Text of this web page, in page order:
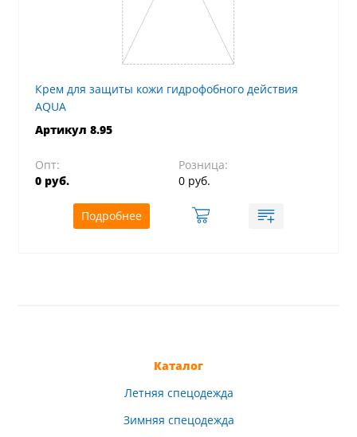
Крем для защиты кожи гидрофобного действия
AQUA
Артикул 8.95
Опт:
0 руб.
Розница:
0 руб.
Подробнее
Каталог
Летняя спецодежда
Зимняя спецодежда